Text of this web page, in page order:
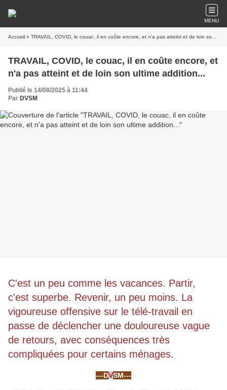
MENU
Accueil » TRAVAIL, COVID, le couac, il en coûte encore, et n'a pas atteint et de loin son ultime addition...
TRAVAIL, COVID, le couac, il en coûte encore, et
n'a pas atteint et de loin son ultime addition...
Publié le 14/08/2025 à 11:44
Par DVSM
C'est un peu comme les vacances. Partir,
c'est superbe. Revenir, un peu moins. La
vigoureuse offensive sur le télé-travail en
passe de déclencher une douloureuse vague
de retours, avec conséquences très
compliquées pour certains ménages.
---DVSM---